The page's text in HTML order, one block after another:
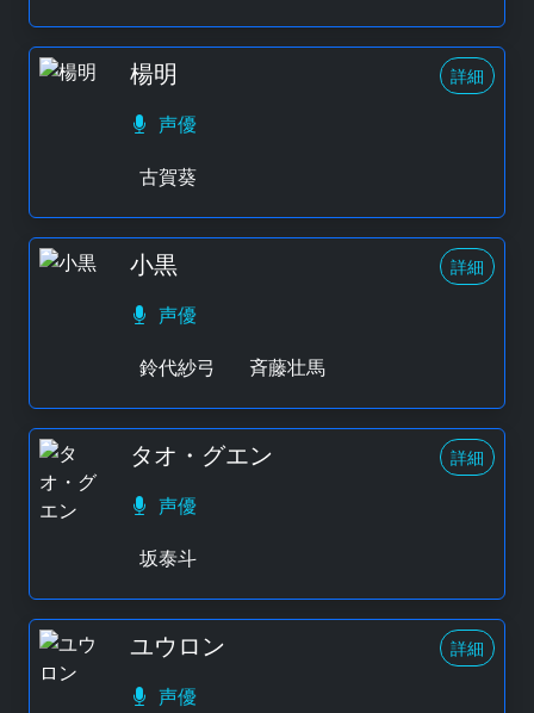
楊明 詳細
声優
古賀葵
小黒 詳細
声優
鈴代紗弓
斉藤壮馬
タオ・グエン 詳細
声優
坂泰斗
ユウロン 詳細
声優